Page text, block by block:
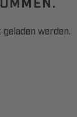
werden.